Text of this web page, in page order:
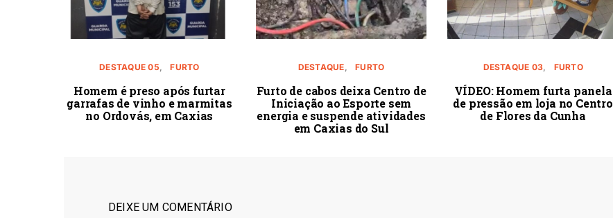
DESTAQUE 05 FURTO
Homem é preso após furtar
garrafas de vinho e marmitas
no Ordovás, em Caxias
DESTAQUE FURTO
Furto de cabos deixa Centro de
Iniciação ao Esporte sem
energia e suspende atividades
em Caxias do Sul
DESTAQUE 03 FURTO
VÍDEO: Homem furta panela
de pressão em loja no Centro
de Flores da Cunha
DEIXE UM COMENTÁRIO